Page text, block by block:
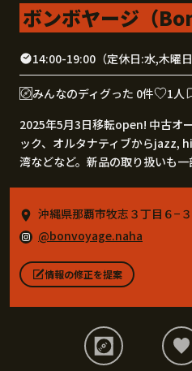
ボンボヤージ（
14:00-19:00（定休日:水,木曜日
みんなのディグった 0件 1人
2025年5月3日移転open! 中古オ
ック、オルタナティブからjazz,
湾などなど。新品の取り扱いも一
沖縄県那覇市牧志３丁目６−
@bonvoyage.naha
情報の修正を提案